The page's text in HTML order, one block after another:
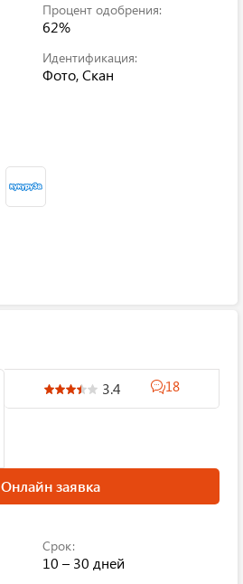
Процент одобрения:
62%
Идентификация:
Фото, Скан
3.4 18
Онлайн заявка
Срок:
10 – 30 дней